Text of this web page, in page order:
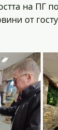
на ПГ
от